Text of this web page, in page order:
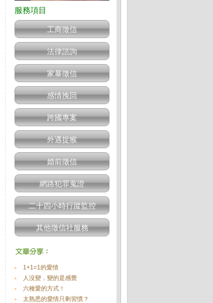
工商徵信
法律諮詢
家暴徵信
感情挽回
跨國專案
外遇捉猴
婚前徵信
網路犯罪蒐證
二十四小時行蹤監控
其他徵信社服務
1+1=1的愛情
人沒變，變的是感覺
六種愛的方式！
太熟悉的愛情只剩習慣？